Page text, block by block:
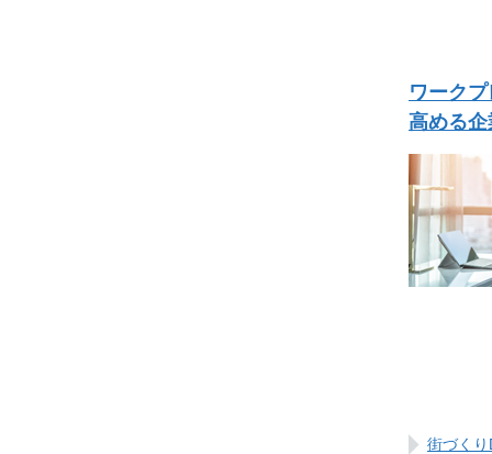
ワーク
高める
街づく